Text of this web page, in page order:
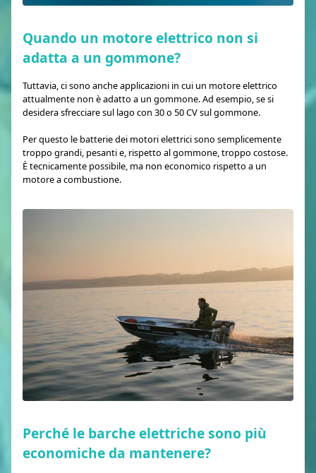
Quando un motore elettrico non si
adatta a un gommone?
Tuttavia, ci sono anche applicazioni in cui un motore elettrico
attualmente non è adatto a un gommone. Ad esempio, se si
desidera sfrecciare sul lago con 30 o 50 CV sul gommone.
Per questo le batterie dei motori elettrici sono semplicemente
troppo grandi, pesanti e, rispetto al gommone, troppo costose.
È tecnicamente possibile, ma non economico rispetto a un
motore a combustione.
Perché le barche elettriche sono più
economiche da mantenere?